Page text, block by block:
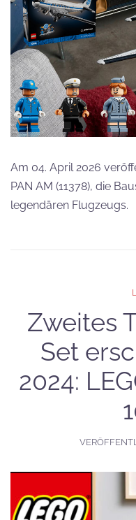
Am 04. April 2026
PAN AM (11378), die
legendären Flugzeugs.
Zweites
Set
2024: